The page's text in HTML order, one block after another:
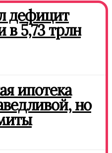
дефицит
в 5,73 трлн
ипотека
но